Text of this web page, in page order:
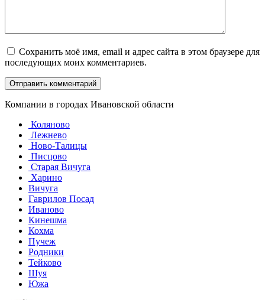
Сохранить моё имя, email и адрес сайта в этом браузере для
последующих моих комментариев.
Компании в городах Ивановской области
Коляново
Лежнево
Ново-Талицы
Писцово
Старая Вичуга
Харино
Вичуга
Гаврилов Посад
Иваново
Кинешма
Кохма
Пучеж
Родники
Тейково
Шуя
Южа